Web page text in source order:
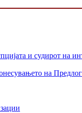
и судирот на
на